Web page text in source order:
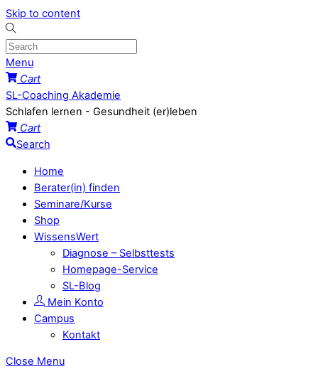
Skip to content
Menu
Cart
SL-Coaching Akademie
Schlafen lernen - Gesundheit (er)leben
Cart
Search
Home
Berater(in) finden
Seminare/Kurse
Shop
WissensWert
Diagnose – Selbsttests
Homepage-Service
SL-Blog
Mein Konto
Campus
Kontakt
Close Menu